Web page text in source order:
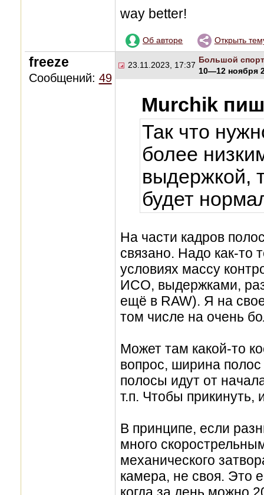
way better!
Об авторе Открыть
freeze
Сообщений: 49
23.11.2023, 17:37
Большой
10—12 ноября
Murchik
Так что
более
выдержкой,
будет
На части кадров
связано. Надо как-то
условиях массу
ИСО, выдержками,
ещё в RAW). Я на
том числе на очень
Может там какой-то
вопрос, ширина полос
полосы идут от
т.п. Чтобы прикинуть,
В принципе, если
много
механического
камера, не своя. Это